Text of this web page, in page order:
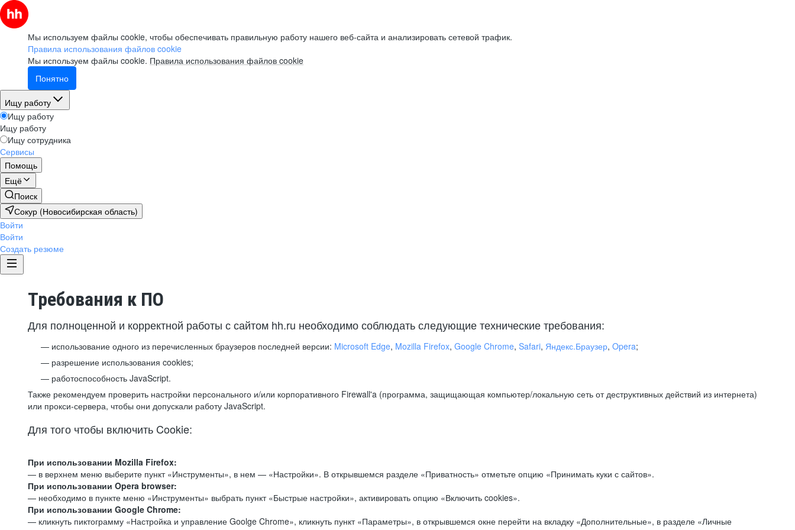
Мы используем файлы cookie, чтобы обеспечивать правильную работу нашего веб-сайта и анализировать сетевой трафик.
Правила использования файлов cookie
Мы используем файлы cookie. Правила использования файлов cookie
Понятно
Ищу работу
Ищу работу
Ищу работу
Ищу сотрудника
Сервисы
Помощь
Ещё
Поиск
Сокур (Новосибирская область)
Войти
Войти
Создать резюме
Требования к ПО
Для полноценной и корректной работы с сайтом hh.ru необходимо соблюдать следующие технические требования:
использование одного из перечисленных браузеров последней версии: Microsoft Edge, Mozilla Firefox, Google Chrome, Safari, Яндекс.Браузер, Opera;
разрешение использования cookies;
работоспособность JavaScript.
Также рекомендуем проверить настройки персонального и/или корпоративного Firewall'a (программа, защищающая компьютер/локальную сеть от деструктивных действий из интернета)
или прокси-сервера, чтобы они допускали работу JavaScript.
Для того чтобы включить Cookie:
При использовании Mozilla Firefox:
— в верхнем меню выберите пункт «Инструменты», в нем — «Настройки». В открывшемся разделе «Приватность» отметьте опцию «Принимать куки с сайтов».
При использовании Opera browser:
— необходимо в пункте меню «Инструменты» выбрать пункт «Быстрые настройки», активировать опцию «Включить cookies».
При использовании Google Chrome:
— кликнуть пиктограмму «Настройка и управление Goolge Chrome», кликнуть пункт «Параметры», в открывшемся окне перейти на вкладку «Дополнительные», в разделе «Личные